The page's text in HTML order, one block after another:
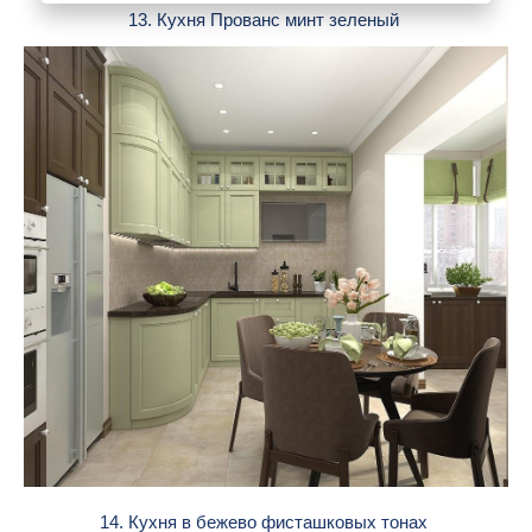
13. Кухня Прованс минт зеленый
14. Кухня в бежево фисташковых тонах